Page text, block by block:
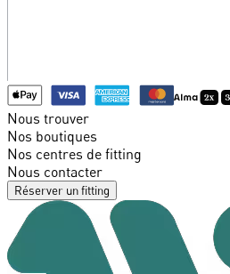
Nous trouver
Nos boutiques
Nos centres de fitting
Nous contacter
Réserver un fitting